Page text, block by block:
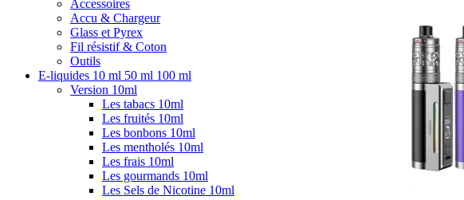
Accessoires
Accu & Chargeur
Glass et Pyrex
Fil résistif & Coton
Outils
E-liquides 10 ml 50 ml 100 ml
Version 10ml
Les tabacs 10ml
Les fruités 10ml
Les bonbons 10ml
Les mentholés 10ml
Les frais 10ml
Les gourmands 10ml
Les Sels de Nicotine 10ml